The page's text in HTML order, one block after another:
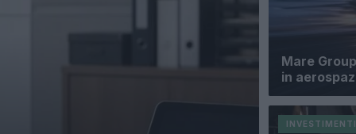
Mare
in
INVESTIMENTI